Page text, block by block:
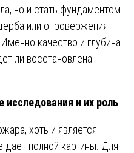
но и стать фундаментом
или опровержения
качество и глубина
ли восстановлена
и их роль
хоть и является
полной картины. Для